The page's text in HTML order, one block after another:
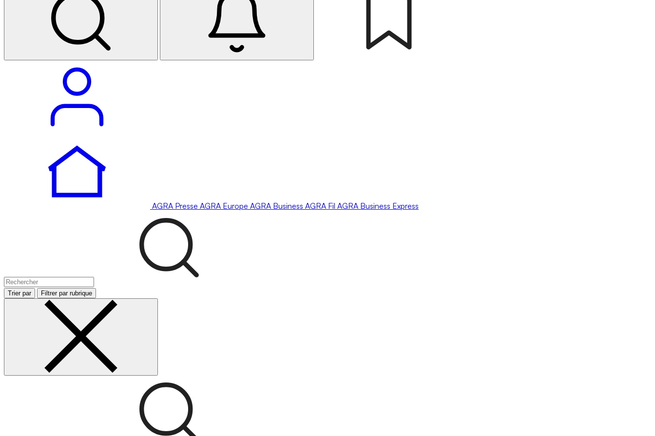
AGRA Presse AGRA Europe AGRA Business AGRA Fil AGRA Business Express
Trier par Filtrer par rubrique